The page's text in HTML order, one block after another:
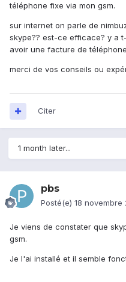
téléphone fixe via mon gsm.
sur internet on parle de
skype?? est-ce efficace? y a
avoir une facture de
merci de vos conseils ou
Citer
1 month later...
pbs
Posté(e) 18 novembre
Je viens de constater que
gsm.
Je l'ai installé et il semble